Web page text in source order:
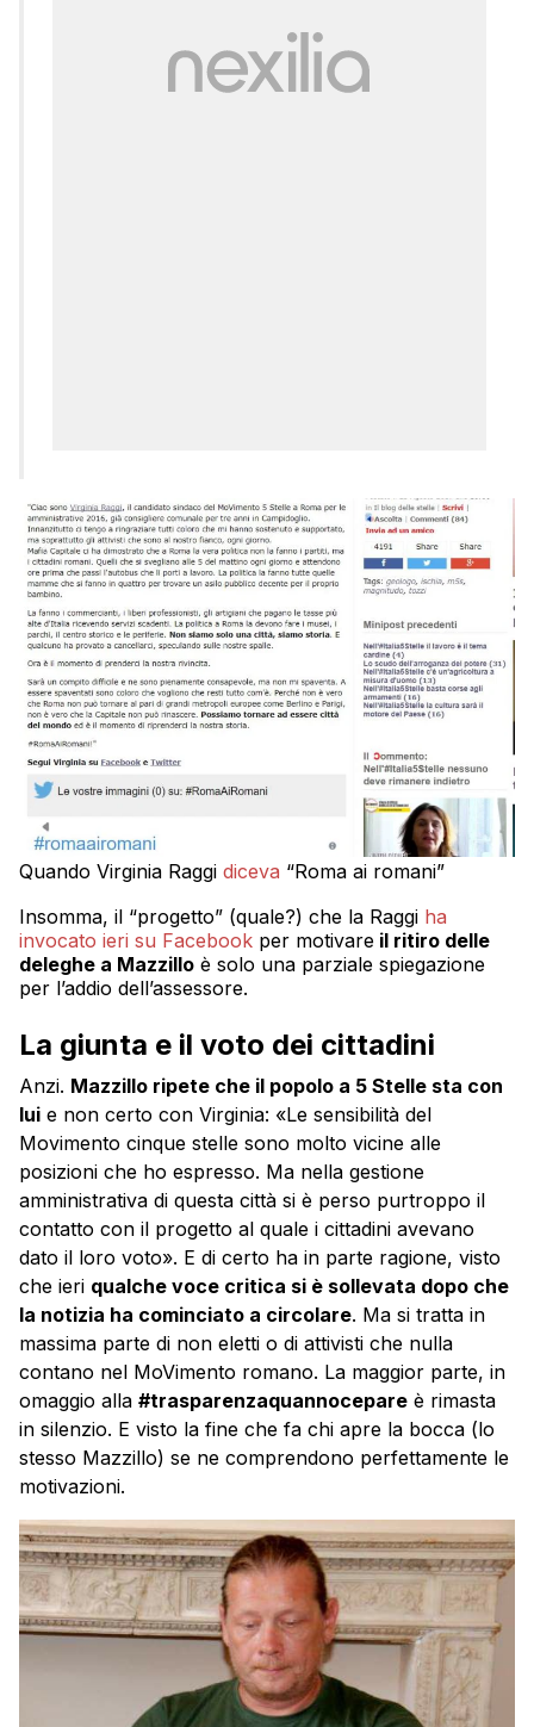
Quando Virginia Raggi diceva “Roma ai romani”
Insomma, il “progetto” (quale?) che la Raggi ha
invocato ieri su Facebook per motivare il ritiro delle
deleghe a Mazzillo è solo una parziale spiegazione
per l’addio dell’assessore.
La giunta e il voto dei cittadini
Anzi. Mazzillo ripete che il popolo a 5 Stelle sta con
lui e non certo con Virginia: «Le sensibilità del
Movimento cinque stelle sono molto vicine alle
posizioni che ho espresso. Ma nella gestione
amministrativa di questa città si è perso purtroppo il
contatto con il progetto al quale i cittadini avevano
dato il loro voto». E di certo ha in parte ragione, visto
che ieri qualche voce critica si è sollevata dopo che
la notizia ha cominciato a circolare. Ma si tratta in
massima parte di non eletti o di attivisti che nulla
contano nel MoVimento romano. La maggior parte, in
omaggio alla #trasparenzaquannocepare è rimasta
in silenzio. E visto la fine che fa chi apre la bocca (lo
stesso Mazzillo) se ne comprendono perfettamente le
motivazioni.